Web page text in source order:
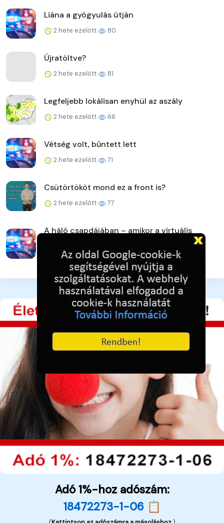
Liána a gyógyulás útján
2 hete ezelőtt 80
Újratöltve?
2 hete ezelőtt 81
Legfeljebb lokálisan enyhül az aszály
2 hete ezelőtt 66
Vétség volt, bűntett lett
2 hete ezelőtt 71
Csütörtököt mond ez a front is?
2 hete ezelőtt 77
A háló csapdájában – amikor a virtuális
2 hete ezelőtt 80
Adó 1%-hoz adószám:
18472273-1-06 📋